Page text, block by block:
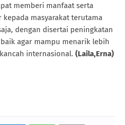
memberi manfaat serta
masyarakat terutama
dengan disertai peningkatan
agar mampu menarik lebih
internasional. (Laila,Erna)